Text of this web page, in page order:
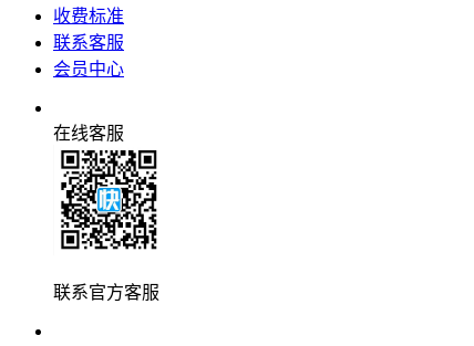
收费标准
联系客服
会员中心
在线客服
联系官方客服